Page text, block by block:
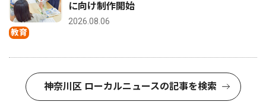
教育
に向け制作開始
2026.08.06
神奈川区 ローカルニュースの記事を検索